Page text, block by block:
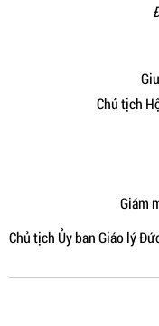
Chủ tịch
Giám
Chủ tịch Ủy ban Giáo lý